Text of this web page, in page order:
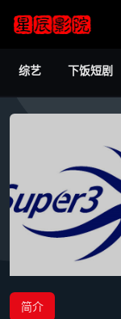
综艺 下饭短剧
简介